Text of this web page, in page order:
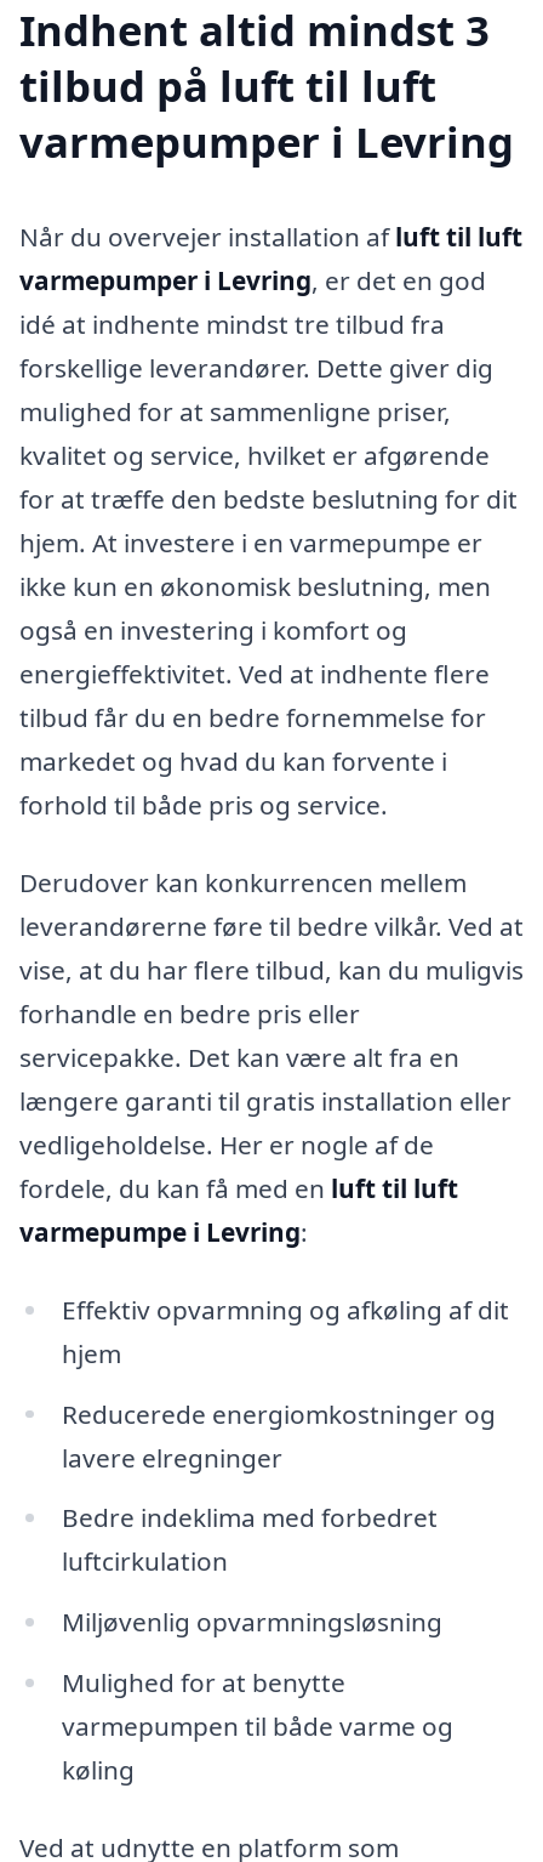
Indhent altid mindst 3
tilbud på luft til luft
varmepumper i Levring
Når du overvejer installation afluft til luft
varmepumper i Levring, er det en god
idé at indhente mindst tre tilbud fra
forskellige leverandører. Dette giver dig
mulighed for at sammenligne priser,
kvalitet og service, hvilket er afgørende
for at træffe den bedste beslutning for dit
hjem. At investere i en varmepumpe er
ikke kun en økonomisk beslutning, men
også en investering i komfort og
energieffektivitet. Ved at indhente flere
tilbud får du en bedre fornemmelse for
markedet og hvad du kan forvente i
forhold til både pris og service.
Derudover kan konkurrencen mellem
leverandørerne føre til bedre vilkår. Ved at
vise, at du har flere tilbud, kan du muligvis
forhandle en bedre pris eller
servicepakke. Det kan være alt fra en
længere garanti til gratis installation eller
vedligeholdelse. Her er nogle af de
fordele, du kan få med en luft til luft
varmepumpe i Levring:
Effektiv opvarmning og afkøling af dit
hjem
Reducerede energiomkostninger og
lavere elregninger
Bedre indeklima med forbedret
luftcirkulation
Miljøvenlig opvarmningsløsning
Mulighed for at benytte
varmepumpen til både varme og
køling
Ved at udnytte en platform som